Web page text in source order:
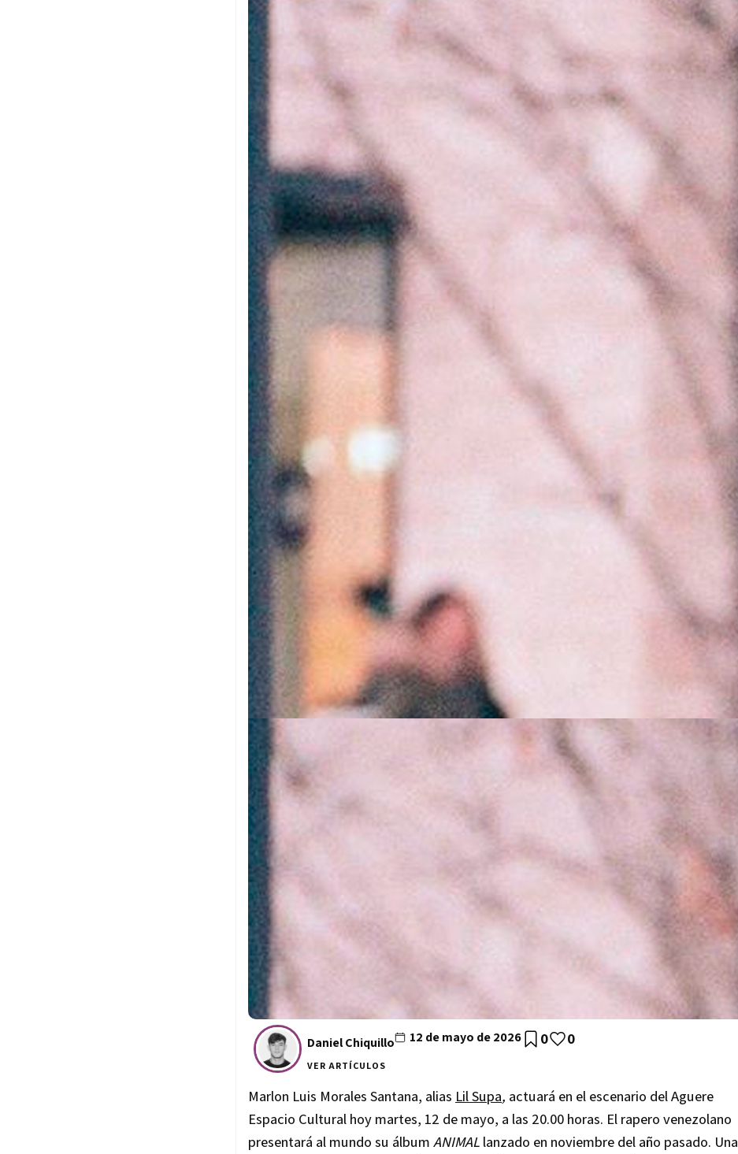
Daniel Chiquillo
VER ARTÍCULOS
12 de mayo de 2026 0 0
Marlon Luis Morales Santana, alias Lil Supa, actuará en el escenario del Aguere
Espacio Cultural hoy martes, 12 de mayo, a las 20.00 horas. El rapero venezolano
presentará al mundo su álbum ANIMAL lanzado en noviembre del año pasado. Una